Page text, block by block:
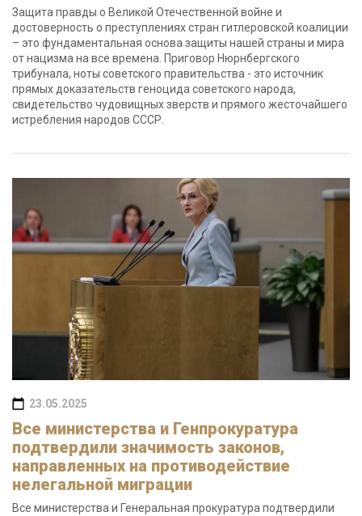
Защита правды о Великой Отечественной войне и
достоверность о преступлениях стран гитлеровской коалиции
– это фундаментальная основа защиты нашей страны и мира
от нацизма на все времена. Приговор Нюрнбергского
трибунала, ноты советского правительства - это источник
прямых доказательств геноцида советского народа,
свидетельство чудовищных зверств и прямого жесточайшего
истребления народов СССР.
23.05.2025
Все министерства и Генпрокуратура
подтвердили значимость законов,
направленных на противодействие
нелегальной миграции
Все министерства и Генеральная прокуратура подтвердили